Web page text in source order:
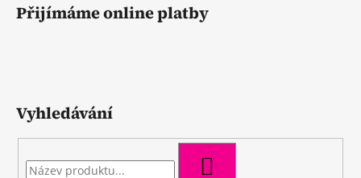
Přijímáme online platby
Vyhledávání